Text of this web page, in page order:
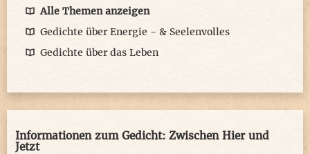
Alle Themen anzeigen
Gedichte über Energie - & Seelenvolles
Gedichte über das Leben
Informationen zum Gedicht: Zwischen Hier und
Jetzt